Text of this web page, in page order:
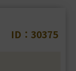
ID：30375